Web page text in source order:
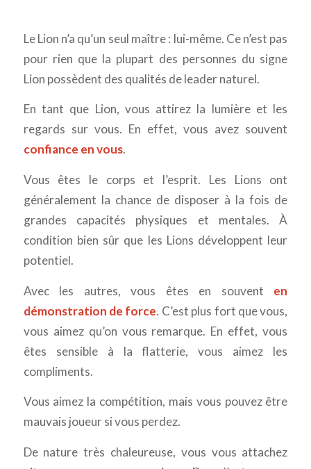
Le Lion n’a qu’un seul maître : lui-même. Ce n’est pas
pour rien que la plupart des personnes du signe
Lion possèdent des qualités de leader naturel.
En tant que Lion, vous attirez la lumière et les
regards sur vous. En effet, vous avez souvent
confiance en vous.
Vous êtes le corps et l’esprit. Les Lions ont
généralement la chance de disposer à la fois de
grandes capacités physiques et mentales. À
condition bien sûr que les Lions développent leur
potentiel.
Avec les autres, vous êtes en souvent en
démonstration de force. C’est plus fort que vous,
vous aimez qu’on vous remarque. En effet, vous
êtes sensible à la flatterie, vous aimez les
compliments.
Vous aimez la compétition, mais vous pouvez être
mauvais joueur si vous perdez.
De nature très chaleureuse, vous vous attachez